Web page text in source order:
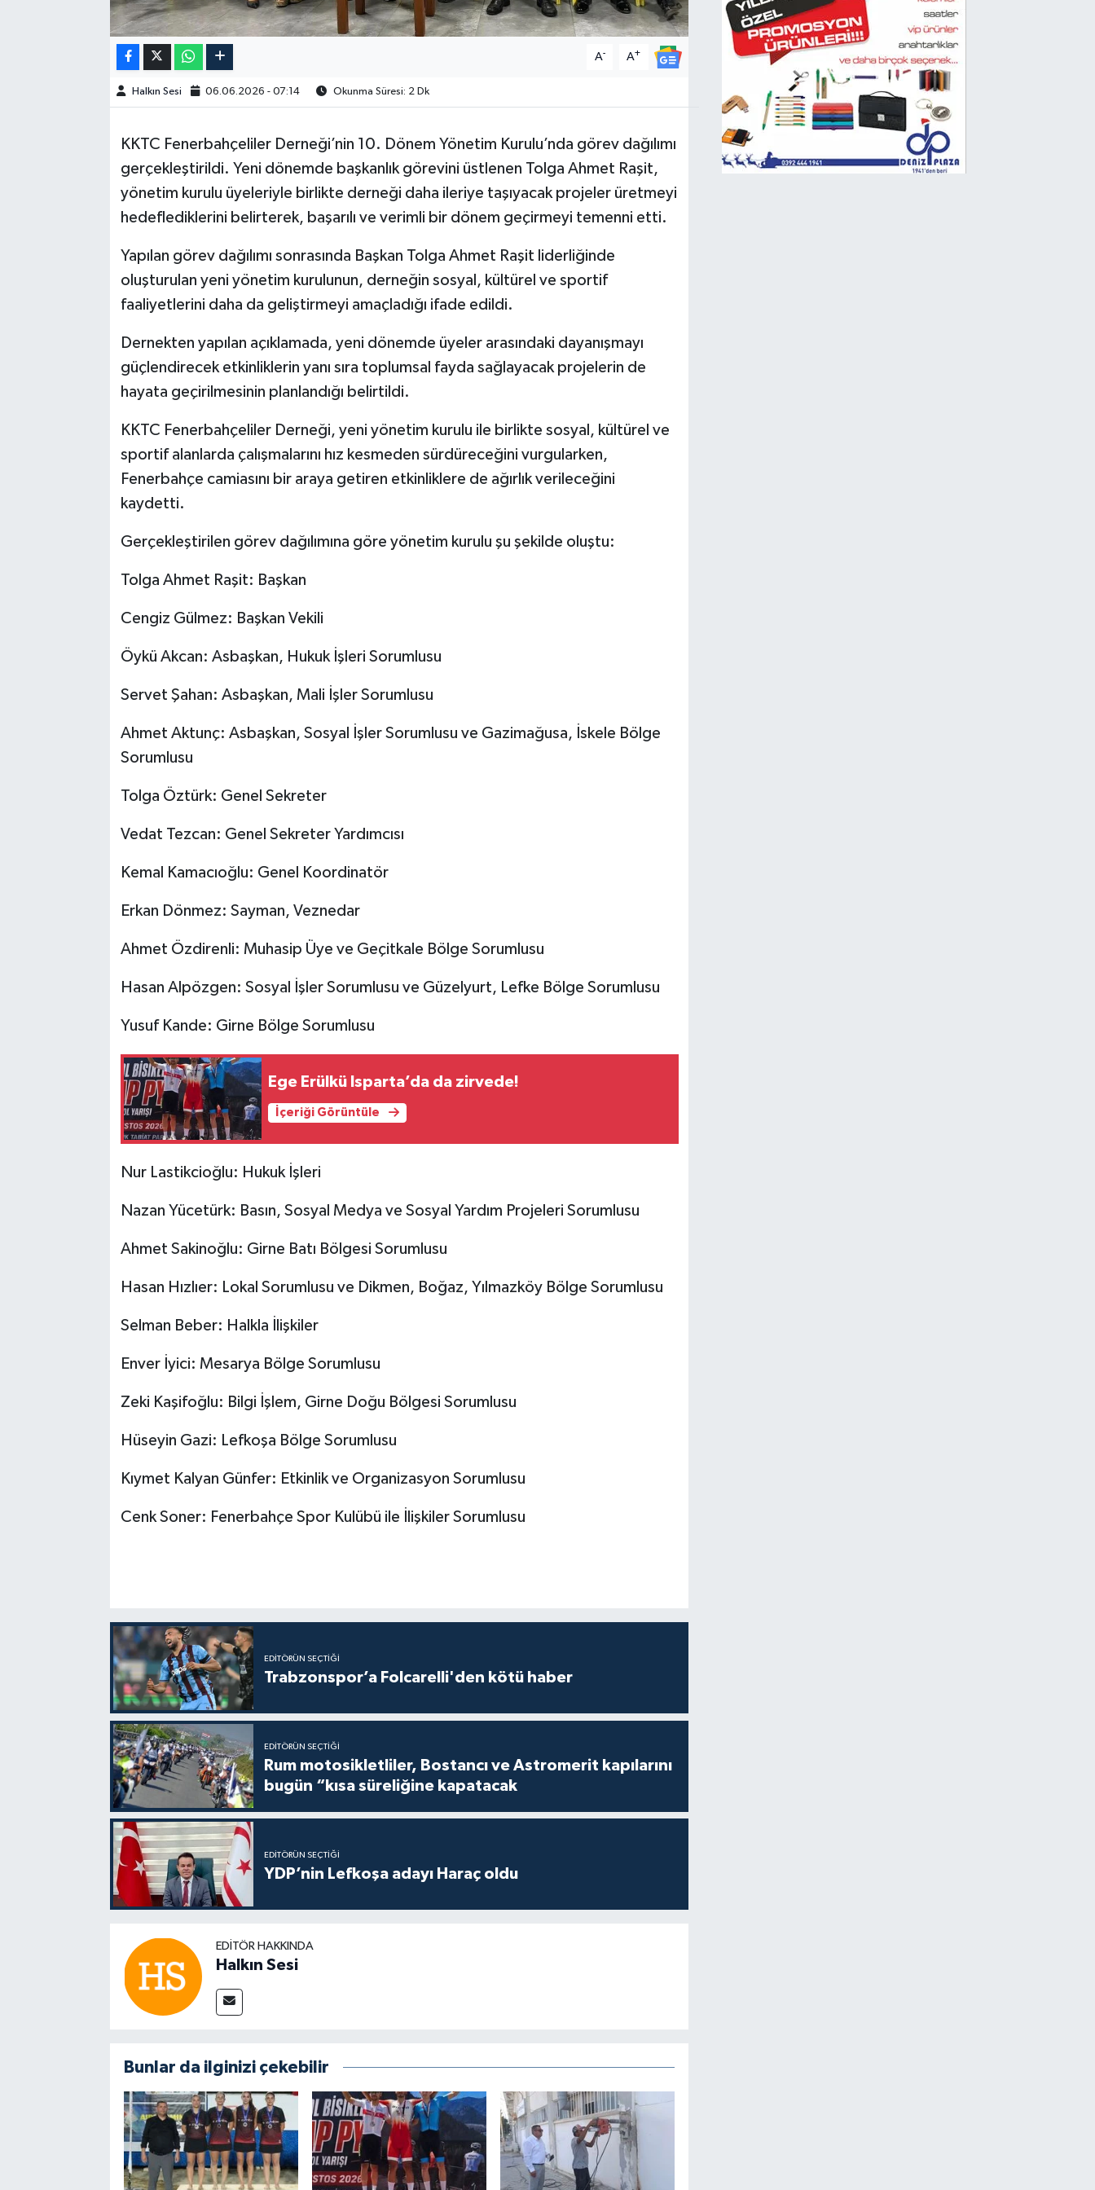
A- A+
Halkın Sesi 06.06.2026 - 07:14 Okunma Süresi: 2 Dk
KKTC Fenerbahçeliler Derneği’nin 10. Dönem Yönetim Kurulu’nda görev dağılımı
gerçekleştirildi. Yeni dönemde başkanlık görevini üstlenen Tolga Ahmet Raşit,
yönetim kurulu üyeleriyle birlikte derneği daha ileriye taşıyacak projeler üretmeyi
hedeflediklerini belirterek, başarılı ve verimli bir dönem geçirmeyi temenni etti.
Yapılan görev dağılımı sonrasında Başkan Tolga Ahmet Raşit liderliğinde
oluşturulan yeni yönetim kurulunun, derneğin sosyal, kültürel ve sportif
faaliyetlerini daha da geliştirmeyi amaçladığı ifade edildi.
Dernekten yapılan açıklamada, yeni dönemde üyeler arasındaki dayanışmayı
güçlendirecek etkinliklerin yanı sıra toplumsal fayda sağlayacak projelerin de
hayata geçirilmesinin planlandığı belirtildi.
KKTC Fenerbahçeliler Derneği, yeni yönetim kurulu ile birlikte sosyal, kültürel ve
sportif alanlarda çalışmalarını hız kesmeden sürdüreceğini vurgularken,
Fenerbahçe camiasını bir araya getiren etkinliklere de ağırlık verileceğini
kaydetti.
Gerçekleştirilen görev dağılımına göre yönetim kurulu şu şekilde oluştu:
Tolga Ahmet Raşit: Başkan
Cengiz Gülmez: Başkan Vekili
Öykü Akcan: Asbaşkan, Hukuk İşleri Sorumlusu
Servet Şahan: Asbaşkan, Mali İşler Sorumlusu
Ahmet Aktunç: Asbaşkan, Sosyal İşler Sorumlusu ve Gazimağusa, İskele Bölge
Sorumlusu
Tolga Öztürk: Genel Sekreter
Vedat Tezcan: Genel Sekreter Yardımcısı
Kemal Kamacıoğlu: Genel Koordinatör
Erkan Dönmez: Sayman, Veznedar
Ahmet Özdirenli: Muhasip Üye ve Geçitkale Bölge Sorumlusu
Hasan Alpözgen: Sosyal İşler Sorumlusu ve Güzelyurt, Lefke Bölge Sorumlusu
Yusuf Kande: Girne Bölge Sorumlusu
Ege Erülkü Isparta’da da zirvede!
İçeriği Görüntüle
Nur Lastikcioğlu: Hukuk İşleri
Nazan Yücetürk: Basın, Sosyal Medya ve Sosyal Yardım Projeleri Sorumlusu
Ahmet Sakinoğlu: Girne Batı Bölgesi Sorumlusu
Hasan Hızlıer: Lokal Sorumlusu ve Dikmen, Boğaz, Yılmazköy Bölge Sorumlusu
Selman Beber: Halkla İlişkiler
Enver İyici: Mesarya Bölge Sorumlusu
Zeki Kaşifoğlu: Bilgi İşlem, Girne Doğu Bölgesi Sorumlusu
Hüseyin Gazi: Lefkoşa Bölge Sorumlusu
Kıymet Kalyan Günfer: Etkinlik ve Organizasyon Sorumlusu
Cenk Soner: Fenerbahçe Spor Kulübü ile İlişkiler Sorumlusu
EDITÖRÜN SEÇTIĞI
Trabzonspor’a Folcarelli'den kötü haber
EDITÖRÜN SEÇTIĞI
Rum motosikletliler, Bostancı ve Astromerit kapılarını
bugün “kısa süreliğine kapatacak
EDITÖRÜN SEÇTIĞI
YDP’nin Lefkoşa adayı Haraç oldu
EDITÖR HAKKINDA
Halkın Sesi
Bunlar da ilginizi çekebilir